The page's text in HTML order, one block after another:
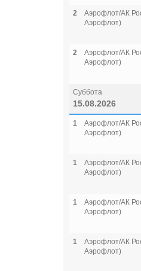
2
Аэрофлот/АК
Аэрофлот)
2
Аэрофлот/АК
Аэрофлот)
Суббота
15.08.2026
1
Аэрофлот/АК
Аэрофлот)
1
Аэрофлот/АК
Аэрофлот)
1
Аэрофлот/АК
Аэрофлот)
1
Аэрофлот/АК
Аэрофлот)